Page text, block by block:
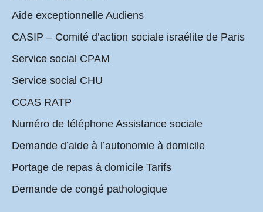
Aide exceptionnelle Audiens
CASIP – Comité d’action sociale israélite de Paris
Service social CPAM
Service social CHU
CCAS RATP
Numéro de téléphone Assistance sociale
Demande d’aide à l’autonomie à domicile
Portage de repas à domicile Tarifs
Demande de congé pathologique